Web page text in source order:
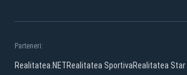
Parteneri:
Realitatea.NETRealitatea SportivaRealitatea Star